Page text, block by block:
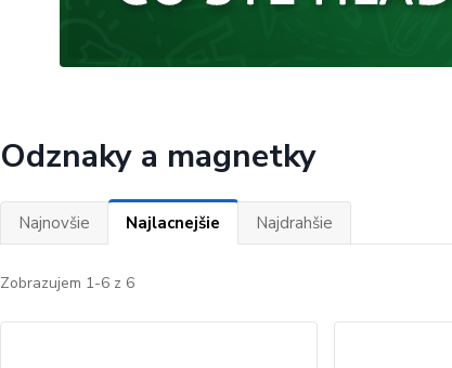
Odznaky a magnetky
Najnovšie Najlacnejšie Najdrahšie
Zobrazujem 1-6 z 6